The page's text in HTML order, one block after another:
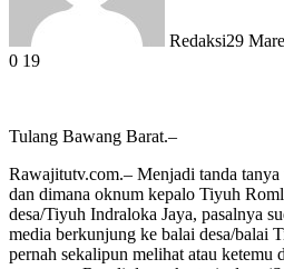
Redaksi29
0 19
Tulang Bawang Barat.–
Rawajitutv.com.– Menjadi tanda tanya
dan dimana oknum kepalo Tiyuh
desa/Tiyuh Indraloka Jaya, pasalnya
media berkunjung ke balai desa/balai
pernah sekalipun melihat atau ketemu